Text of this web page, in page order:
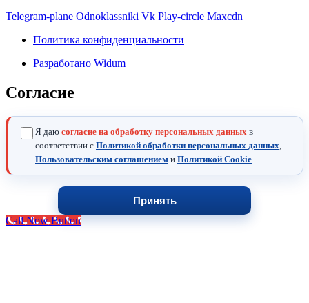
Telegram-plane Odnoklassniki Vk Play-circle Maxcdn
Политика конфиденциальности
Разработано Widum
Согласие
Я даю согласие на обработку персональных данных в
соответствии с Политикой обработки персональных данных
Пользовательским соглашением и Политикой Cookie
Принять
Call Now Button